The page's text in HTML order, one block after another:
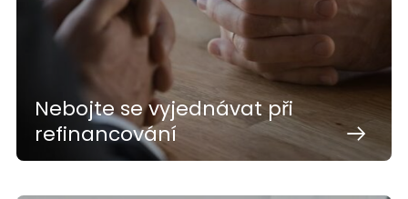
Nebojte se vyjednávat při
refinancování